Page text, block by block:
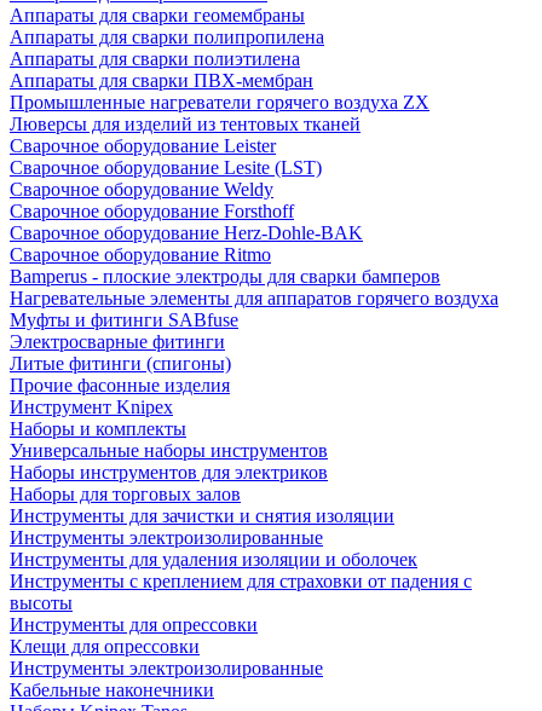
Аппараты для сварки геомембраны
Аппараты для сварки полипропилена
Аппараты для сварки полиэтилена
Аппараты для сварки ПВХ-мембран
Промышленные нагреватели горячего воздуха ZX
Люверсы для изделий из тентовых тканей
Сварочное оборудование Leister
Сварочное оборудование Lesite (LST)
Сварочное оборудование Weldy
Сварочное оборудование Forsthoff
Сварочное оборудование Herz-Dohle-BAK
Сварочное оборудование Ritmo
Bamperus - плоские электроды для сварки бамперов
Нагревательные элементы для аппаратов горячего воздуха
Муфты и фитинги SABfuse
Электросварные фитинги
Литые фитинги (спигоны)
Прочие фасонные изделия
Инструмент Knipex
Наборы и комплекты
Универсальные наборы инструментов
Наборы инструментов для электриков
Наборы для торговых залов
Инструменты для зачистки и снятия изоляции
Инструменты электроизолированные
Инструменты для удаления изоляции и оболочек
Инструменты с креплением для страховки от падения с
высоты
Инструменты для опрессовки
Клещи для опрессовки
Инструменты электроизолированные
Кабельные наконечники